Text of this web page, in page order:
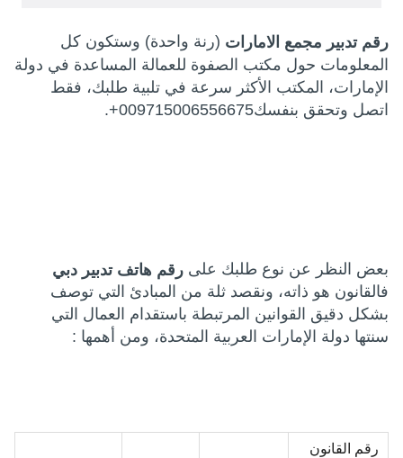
رقم تدبير مجمع الامارات (رنة واحدة) وستكون كل
المعلومات حول مكتب الصفوة للعمالة المساعدة في دولة
الإمارات، المكتب الأكثر سرعة في تلبية طلبك، فقط
اتصل وتحقق بنفسك009715006556675+.
بعض النظر عن نوع طلبك على رقم هاتف تدبير دبي
فالقانون هو ذاته، ونقصد ثلة من المبادئ التي توصف
بشكل دقيق القوانين المرتبطة باستقدام العمال التي
سنتها دولة الإمارات العربية المتحدة، ومن أهمها :
رقم القانون